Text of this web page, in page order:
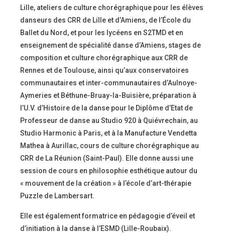
Lille, ateliers de culture chorégraphique pour les élèves
danseurs des CRR de Lille et d’Amiens, de l’École du
Ballet du Nord, et pour les lycéens en S2TMD et en
enseignement de spécialité danse d’Amiens, stages de
composition et culture chorégraphique aux CRR de
Rennes et de Toulouse, ainsi qu’aux conservatoires
communautaires et inter-communautaires d’Aulnoye-
Aymeries et Béthune-Bruay-la-Buisière, préparation à
l’U.V. d’Histoire de la danse pour le Diplôme d’Etat de
Professeur de danse au Studio 920 à Quiévrechain, au
Studio Harmonic à Paris, et à la Manufacture Vendetta
Mathea à Aurillac, cours de culture chorégraphique au
CRR de La Réunion (Saint-Paul). Elle donne aussi une
session de cours en philosophie esthétique autour du
« mouvement de la création » à l’école d’art-thérapie
Puzzle de Lambersart.
Elle est également formatrice en pédagogie d’éveil et
d’initiation à la danse à l’ESMD (Lille-Roubaix).